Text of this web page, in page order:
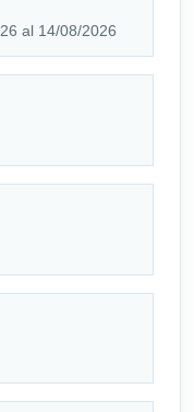
al 14/08/2026